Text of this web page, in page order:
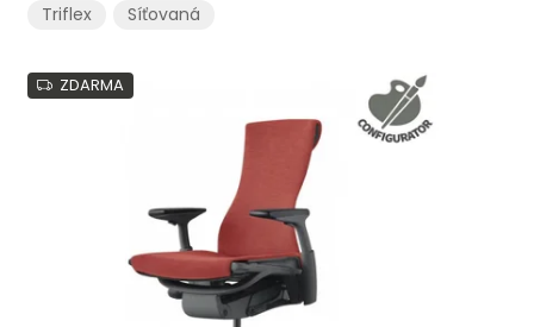
Triflex Síťovaná
ZDARMA